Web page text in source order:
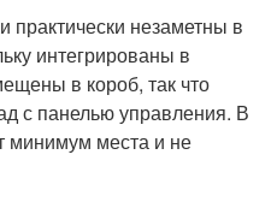
незаметны в
интегрированы в
в короб, так что
с панелью управления. В
минимум места и не